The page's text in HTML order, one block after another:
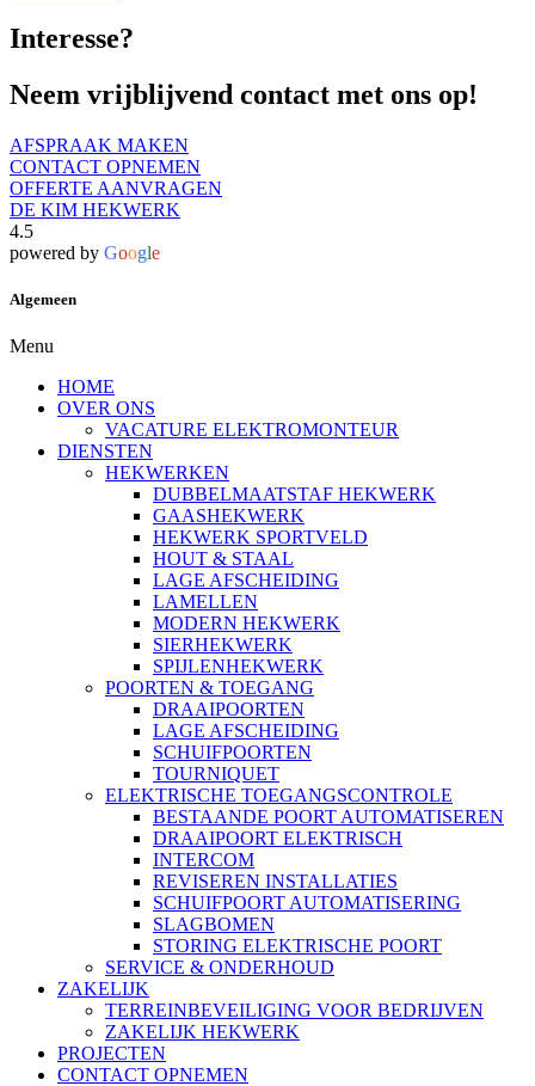
Interesse?
Neem vrijblijvend contact met ons op!
AFSPRAAK MAKEN
CONTACT OPNEMEN
OFFERTE AANVRAGEN
DE KIM HEKWERK
4.5
powered by Google
Algemeen
Menu
HOME
OVER ONS
VACATURE ELEKTROMONTEUR
DIENSTEN
HEKWERKEN
DUBBELMAATSTAF HEKWERK
GAASHEKWERK
HEKWERK SPORTVELD
HOUT & STAAL
LAGE AFSCHEIDING
LAMELLEN
MODERN HEKWERK
SIERHEKWERK
SPIJLENHEKWERK
POORTEN & TOEGANG
DRAAIPOORTEN
LAGE AFSCHEIDING
SCHUIFPOORTEN
TOURNIQUET
ELEKTRISCHE TOEGANGSCONTROLE
BESTAANDE POORT AUTOMATISEREN
DRAAIPOORT ELEKTRISCH
INTERCOM
REVISEREN INSTALLATIES
SCHUIFPOORT AUTOMATISERING
SLAGBOMEN
STORING ELEKTRISCHE POORT
SERVICE & ONDERHOUD
ZAKELIJK
TERREINBEVEILIGING VOOR BEDRIJVEN
ZAKELIJK HEKWERK
PROJECTEN
CONTACT OPNEMEN